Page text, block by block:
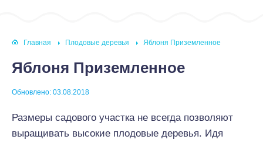
Главная Плодовые деревья Яблоня Приземленное
Яблоня Приземленное
Обновлено: 03.08.2018
Размеры садового участка не всегда позволяют
выращивать высокие плодовые деревья. Идя